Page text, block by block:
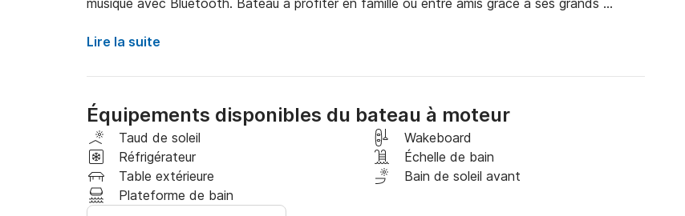
musique avec Bluetooth. Bateau à profiter en famille ou entre amis grâce à ses grands
dans sa catégorie dans lequel vous pourrez naviguer rapidement et en toute sécurité pendant
A noter : Des frais de ménage final peuvent être facturés si un ménage exceptionnel est
nécessaire. Carburant non inclus dans le prix.
Permis de navigation requis.
Nous t'attendons.
Lire la suite
Équipements disponibles du bateau à moteur
Taud de soleil
Wakeboard
Réfrigérateur
Échelle de bain
Table extérieure
Bain de soleil avant
Plateforme de bain